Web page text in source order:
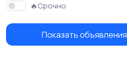
🔥Срочно
Показать объявления